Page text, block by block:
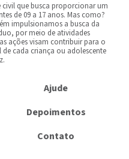
que busca proporcionar um
de 09 a 17 anos.​ ​Mas como?
impulsionamos a busca da
por meio de atividades
ações visam contribuir para o
cada criança ou adolescente
Ajude
Depoimentos
Contato